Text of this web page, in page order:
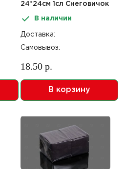
24*24см 1сл Снеговичок
В наличии
Доставка:
Самовывоз:
18.50 р.
В корзину